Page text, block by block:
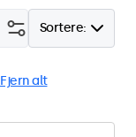
Sortere:
Fjern alt